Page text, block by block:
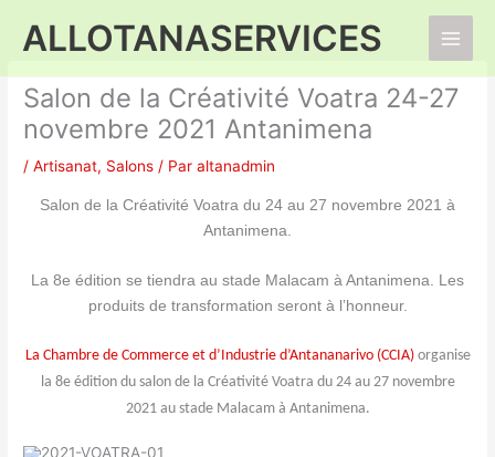
ALLOTANASERVICES
Main
Salon de la Créativité Voatra 24-27
novembre 2021 Antanimena
/Artisanat, Salons / Paraltanadmin
Salon de la Créativité Voatra du 24 au 27 novembre 2021 à
Antanimena.
La 8e édition se tiendra au stade Malacam à Antanimena. Les
produits de transformation seront à l’honneur.
La Chambre de Commerce et d’Industrie d’Antananarivo (CCIA)organise
la 8e édition du salon de la Créativité Voatra du 24 au 27 novembre
2021 au stade Malacam à Antanimena.